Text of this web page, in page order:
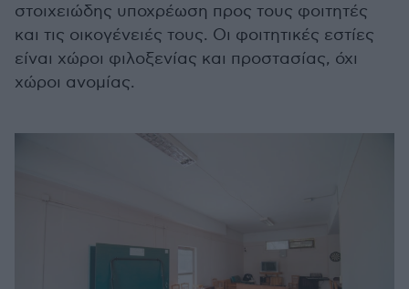
στοιχειώδης υποχρέωση προς τους φοιτητές
και τις οικογένειές τους. Οι φοιτητικές εστίες
είναι χώροι φιλοξενίας και προστασίας, όχι
χώροι ανομίας.